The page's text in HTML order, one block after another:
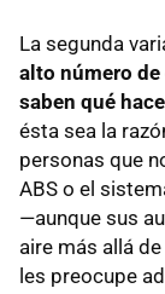
La segunda
alto número de
saben qué
ésta sea la
personas que
ABS o el
—aunque sus
aire más allá
les preocupe